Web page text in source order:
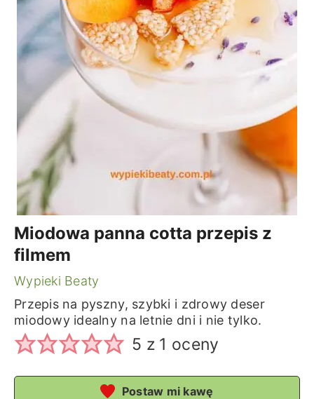
Miodowa panna cotta przepis z
filmem
Wypieki Beaty
Przepis na pyszny, szybki i zdrowy deser
miodowy idealny na letnie dni i nie tylko.
5 z 1 oceny
Postaw mi kawę